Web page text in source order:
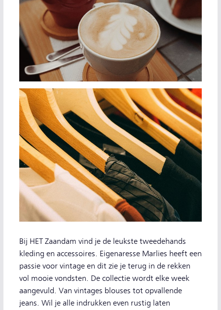
Bij HET Zaandam vind je de leukste tweedehands
kleding en accessoires. Eigenaresse Marlies heeft een
passie voor vintage en dit zie je terug in de rekken
vol mooie vondsten. De collectie wordt elke week
aangevuld. Van vintages blouses tot opvallende
jeans. Wil je alle indrukken even rustig laten